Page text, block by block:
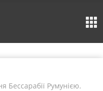
Бессарабії Румунією.